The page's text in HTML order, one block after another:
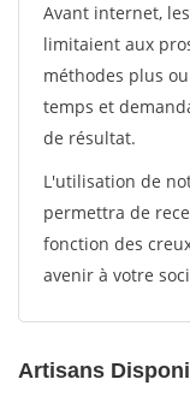
Avant internet,
limitaient aux
méthodes plus
temps et
de résultat.
L'utilisation de
permettra de
fonction des
avenir à votre
Artisans